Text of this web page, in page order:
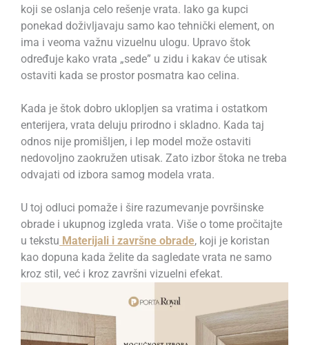
koji se oslanja celo rešenje vrata. Iako ga kupci
ponekad doživljavaju samo kao tehnički element, on
ima i veoma važnu vizuelnu ulogu. Upravo štok
određuje kako vrata „sede” u zidu i kakav će utisak
ostaviti kada se prostor posmatra kao celina.
Kada je štok dobro uklopljen sa vratima i ostatkom
enterijera, vrata deluju prirodno i skladno. Kada taj
odnos nije promišljen, i lep model može ostaviti
nedovoljno zaokružen utisak. Zato izbor štoka ne treba
odvajati od izbora samog modela vrata.
U toj odluci pomaže i šire razumevanje površinske
obrade i ukupnog izgleda vrata. Više o tome pročitajte
u tekstu Materijali i završne obrade, koji je koristan
kao dopuna kada želite da sagledate vrata ne samo
kroz stil, već i kroz završni vizuelni efekat.